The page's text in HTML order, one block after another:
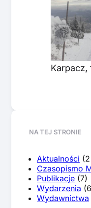
Karpacz,
NA TEJ STRONIE
Aktualności
Czasopismo
Publikacje (7)
Wydarzenia
Wydawnictwa